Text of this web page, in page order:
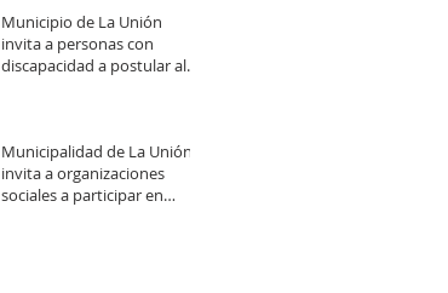
Municipio de La Unión
invita a personas con
discapacidad a postular al
Municipalidad de La Unión
invita a organizaciones
sociales a participar en